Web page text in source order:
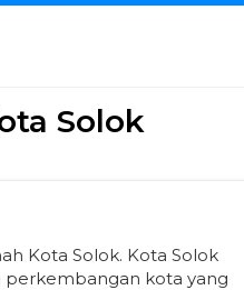
Solok
Kota Solok. Kota Solok
perkembangan kota yang